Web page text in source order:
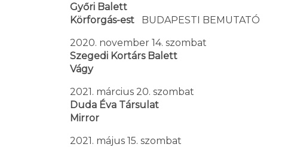
Győri Balett
Körforgás-est
BUDAPESTI BEMUTATÓ
2020. november 14. szombat
Szegedi Kortárs Balett
Vágy
2021. március 20. szombat
Duda Éva Társulat
Mirror
2021. május 15. szombat